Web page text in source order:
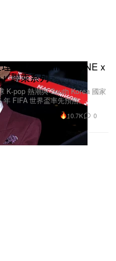
PEACEMINUSONE x
」聯乘系列
K‑pop 熱潮與 South Korea 國家
FIFA 世界盃率先預熱。
10.7K 0